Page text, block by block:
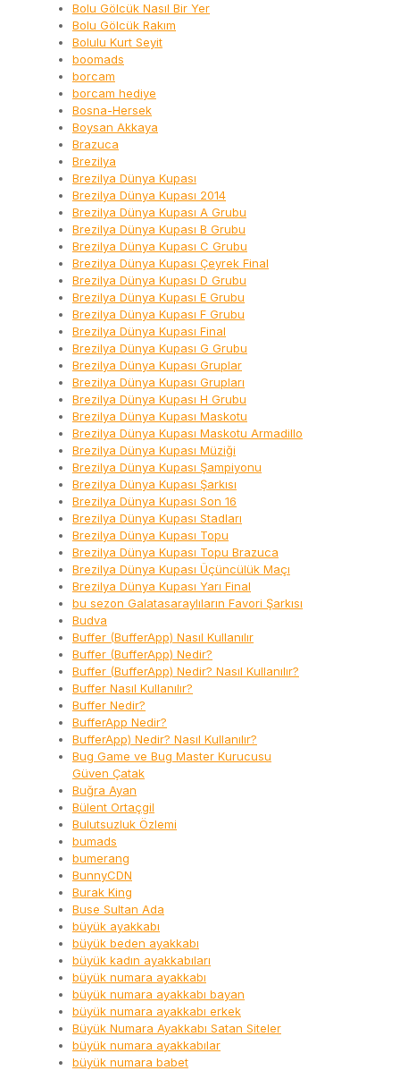
Bolu Gölcük Nasıl Bir Yer
Bolu Gölcük Rakım
Bolulu Kurt Seyit
boomads
borcam
borcam hediye
Bosna-Hersek
Boysan Akkaya
Brazuca
Brezilya
Brezilya Dünya Kupası
Brezilya Dünya Kupası 2014
Brezilya Dünya Kupası A Grubu
Brezilya Dünya Kupası B Grubu
Brezilya Dünya Kupası C Grubu
Brezilya Dünya Kupası Çeyrek Final
Brezilya Dünya Kupası D Grubu
Brezilya Dünya Kupası E Grubu
Brezilya Dünya Kupası F Grubu
Brezilya Dünya Kupası Final
Brezilya Dünya Kupası G Grubu
Brezilya Dünya Kupası Gruplar
Brezilya Dünya Kupası Grupları
Brezilya Dünya Kupası H Grubu
Brezilya Dünya Kupası Maskotu
Brezilya Dünya Kupası Maskotu Armadillo
Brezilya Dünya Kupası Müziği
Brezilya Dünya Kupası Şampiyonu
Brezilya Dünya Kupası Şarkısı
Brezilya Dünya Kupası Son 16
Brezilya Dünya Kupası Stadları
Brezilya Dünya Kupası Topu
Brezilya Dünya Kupası Topu Brazuca
Brezilya Dünya Kupası Üçüncülük Maçı
Brezilya Dünya Kupası Yarı Final
bu sezon Galatasaraylıların Favori Şarkısı
Budva
Buffer (BufferApp) Nasıl Kullanılır
Buffer (BufferApp) Nedir?
Buffer (BufferApp) Nedir? Nasıl Kullanılır?
Buffer Nasıl Kullanılır?
Buffer Nedir?
BufferApp Nedir?
BufferApp) Nedir? Nasıl Kullanılır?
Bug Game ve Bug Master Kurucusu
Güven Çatak
Buğra Ayan
Bülent Ortaçgil
Bulutsuzluk Özlemi
bumads
bumerang
BunnyCDN
Burak King
Buse Sultan Ada
büyük ayakkabı
büyük beden ayakkabı
büyük kadın ayakkabıları
büyük numara ayakkabı
büyük numara ayakkabı bayan
büyük numara ayakkabı erkek
Büyük Numara Ayakkabı Satan Siteler
büyük numara ayakkabılar
büyük numara babet